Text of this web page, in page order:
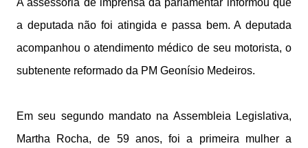
A assessoria de imprensa da parlamentar informou que
a deputada não foi atingida e passa bem. A deputada
acompanhou o atendimento médico de seu motorista, o
subtenente reformado da PM Geonísio Medeiros.
Em seu segundo mandato na Assembleia Legislativa,
Martha Rocha, de 59 anos, foi a primeira mulher a